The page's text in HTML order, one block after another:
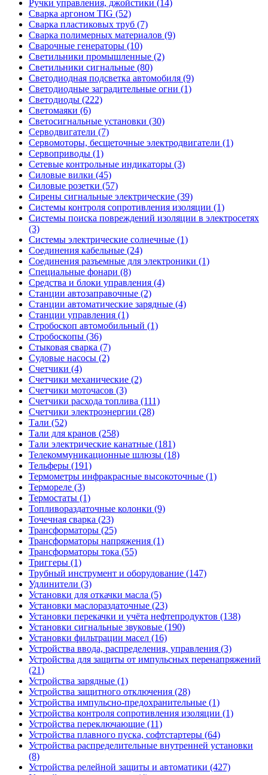
Ручки управления, джойстики (14)
Сварка аргоном TIG (52)
Сварка пластиковых труб (7)
Сварка полимерных материалов (9)
Сварочные генераторы (10)
Светильники промышленные (2)
Светильники сигнальные (80)
Светодиодная подсветка автомобиля (9)
Светодиодные заградительные огни (1)
Светодиоды (222)
Светомаяки (6)
Светосигнальные установки (30)
Серводвигатели (7)
Сервомоторы, бесщеточные электродвигатели (1)
Сервоприводы (1)
Сетевые контрольные индикаторы (3)
Силовые вилки (45)
Силовые розетки (57)
Сирены сигнальные электрические (39)
Системы контроля сопротивления изоляции (1)
Системы поиска повреждений изоляции в электросетях
(3)
Системы электрические солнечные (1)
Соединения кабельные (24)
Соединения разъемные для электроники (1)
Специальные фонари (8)
Средства и блоки управления (4)
Станции автозаправочные (2)
Станции автоматические зарядные (4)
Станции управления (1)
Стробоскоп автомобильный (1)
Стробоскопы (36)
Стыковая сварка (7)
Судовые насосы (2)
Счетчики (4)
Счетчики механические (2)
Счетчики моточасов (3)
Счетчики расхода топлива (111)
Счетчики электроэнергии (28)
Тали (52)
Тали для кранов (258)
Тали электрические канатные (181)
Телекоммуникационные шлюзы (18)
Тельферы (191)
Термометры инфракрасные высокоточные (1)
Термореле (3)
Термостаты (1)
Топливораздаточные колонки (9)
Точечная сварка (23)
Трансформаторы (25)
Трансформаторы напряжения (1)
Трансформаторы тока (55)
Триггеры (1)
Трубный инструмент и оборудование (147)
Удлинители (3)
Установки для откачки масла (5)
Установки маслораздаточные (23)
Установки перекачки и учёта нефтепродуктов (138)
Установки сигнальные звуковые (190)
Установки фильтрации масел (16)
Устройства ввода, распределения, управления (3)
Устройства для защиты от импульсных перенапряжений
(21)
Устройства зарядные (1)
Устройства защитного отключения (28)
Устройства импульсно-предохранительные (1)
Устройства контроля сопротивления изоляции (1)
Устройства переключающие (11)
Устройства плавного пуска, софтстартеры (64)
Устройства распределительные внутренней установки
(8)
Устройства релейной защиты и автоматики (427)